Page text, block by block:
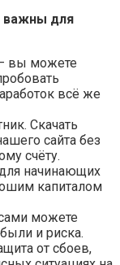
важны для
вы можете
всё же
Скачать
сайта без
счёту.
начинающих
капиталом
можете
и риска.
от сбоев,